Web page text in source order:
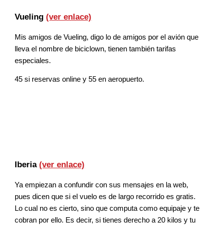
Vueling(ver enlace)
Mis amigos de Vueling, digo lo de amigos por el avión que
lleva el nombre de biciclown, tienen también tarifas
especiales.
45 si reservas online y 55 en aeropuerto.
Iberia(ver enlace)
Ya empiezan a confundir con sus mensajes en la web,
pues dicen que si el vuelo es de largo recorrido es gratis.
Lo cual no es cierto, sino que computa como equipaje y te
cobran por ello. Es decir, si tienes derecho a 20 kilos y tu